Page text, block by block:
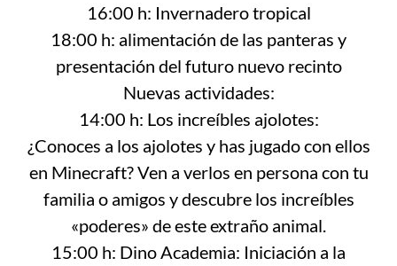
16:00 h: Invernadero tropical
18:00 h: alimentación de las panteras y
presentación del futuro nuevo recinto
Nuevas actividades:
14:00 h: Los increíbles ajolotes:
¿Conoces a los ajolotes y has jugado con ellos
en Minecraft? Ven a verlos en persona con tu
familia o amigos y descubre los increíbles
«poderes» de este extraño animal.
15:00 h: Dino Academia: Iniciación a la